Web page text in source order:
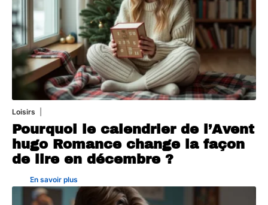
Loisirs
Pourquoi le calendrier de l’Avent
hugo Romance change la façon
de lire en décembre ?
En savoir plus